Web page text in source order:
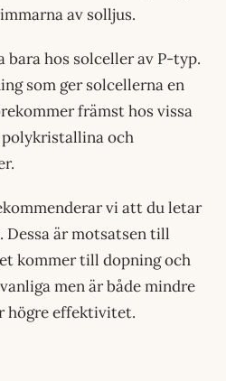
av solljus.
hos solceller av P-typ.
som ger solcellerna en
främst hos vissa
polykristallina och
vi att du letar
är motsatsen till
kommer till dopning och
men är både mindre
högre effektivitet.